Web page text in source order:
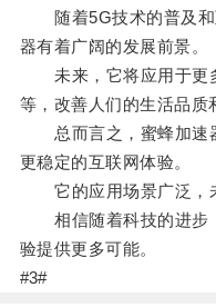
随着5G技术的普及和
器有着广阔的发展前景。
未来，它将应用于更
等，改善人们的生活品质
总而言之，蜜蜂加速器
更稳定的互联网体验。
它的应用场景广泛，未
相信随着科技的进步
验提供更多可能。
#3#